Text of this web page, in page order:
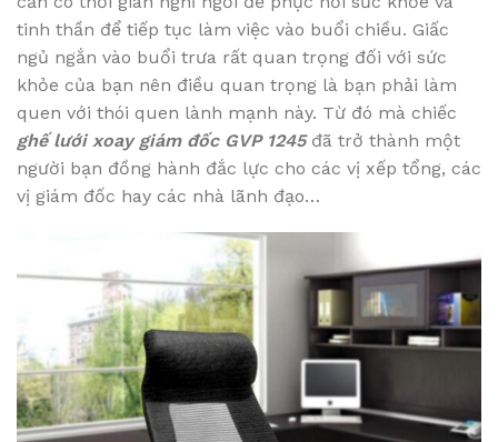
tinh thần để tiếp tục làm việc vào buổi chiều. Giấc
ngủ ngắn vào buổi trưa rất quan trọng đối với sức
khỏe của bạn nên điều quan trọng là bạn phải làm
quen với thói quen lành mạnh này. Từ đó mà chiếc
ghế lưới xoay giám đốc GVP 1245đã trở thành một
người bạn đồng hành đắc lực cho các vị xếp tổng, các
vị giám đốc hay các nhà lãnh đạo…